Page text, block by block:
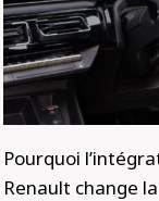
Test du GWM
avis
Par Alexis de Club
Pourquoi
Renault change